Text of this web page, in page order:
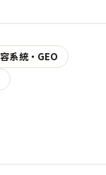
系統・GEO